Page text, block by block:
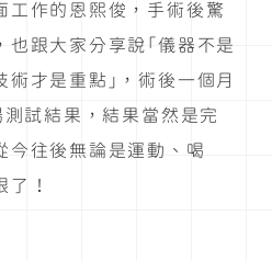
工作的恩熙俊，手術後驚
跟大家分享說「儀器不是
才是重點」，術後一個月
試結果，結果當然是完
今往後無論是運動、喝
了！